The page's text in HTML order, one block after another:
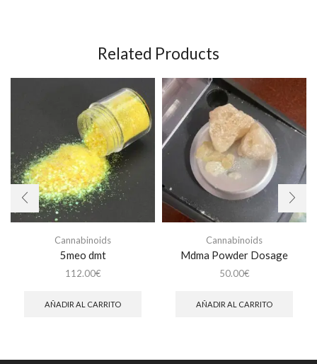
Related Products
Cannabinoids
5meo dmt
112.00€
AÑADIR AL CARRITO
Cannabinoids
Mdma Powder Dosage
50.00€
AÑADIR AL CARRITO